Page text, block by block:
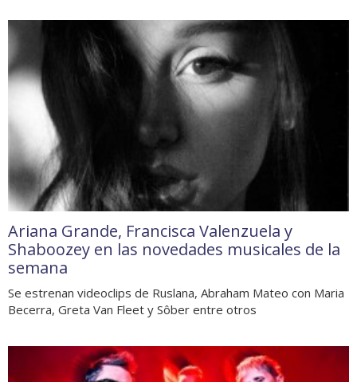
Ariana Grande, Francisca Valenzuela y
Shaboozey en las novedades musicales de la
semana
Se estrenan videoclips de Ruslana, Abraham Mateo con Maria
Becerra, Greta Van Fleet y Sôber entre otros